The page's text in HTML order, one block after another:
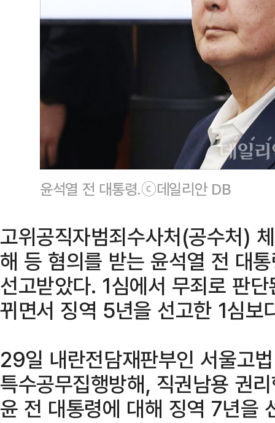
윤석열 전 대통령.ⓒ데일리안 DB
고위공직자범죄수사처(공수처)
해 등 혐의를 받는 윤석열 전 대
선고받았다. 1심에서 무죄로 판
뀌면서 징역 5년을 선고한 1심보
29일 내란전담재판부인 서울고
특수공무집행방해, 직권남용 권
윤 전 대통령에 대해 징역 7년을